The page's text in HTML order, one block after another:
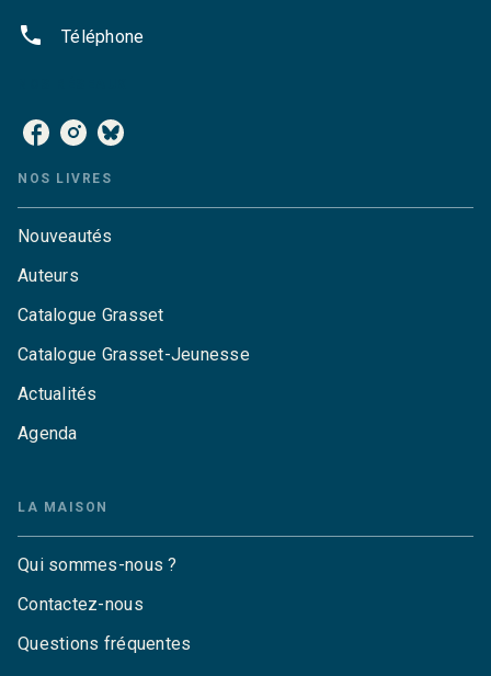
phone Téléphone
NOS LIVRES
Nouveautés
Auteurs
Catalogue Grasset
Catalogue Grasset-Jeunesse
Actualités
Agenda
LA MAISON
Qui sommes-nous ?
Contactez-nous
Questions fréquentes